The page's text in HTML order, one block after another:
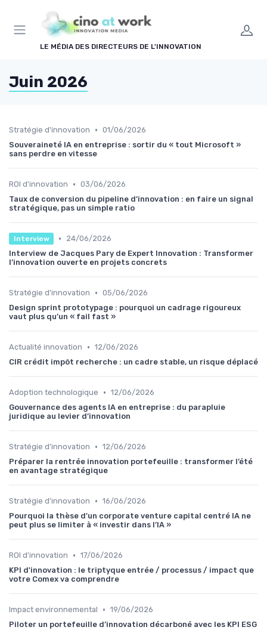
LE MÉDIA DES DIRECTEURS DE L'INNOVATION
Juin 2026
Stratégie d'innovation • 01/06/2026
Souveraineté IA en entreprise : sortir du « tout Microsoft »
sans perdre en vitesse
ROI d'innovation • 03/06/2026
Taux de conversion du pipeline d’innovation : en faire un signal
stratégique, pas un simple ratio
Interview •
24/06/2026
Interview de Jacques Pary de Expert Innovation : Transformer
l’innovation ouverte en projets concrets
Stratégie d'innovation • 05/06/2026
Design sprint prototypage : pourquoi un cadrage rigoureux
vaut plus qu’un « fail fast »
Actualité innovation • 12/06/2026
CIR crédit impôt recherche : un cadre stable, un risque déplacé
Adoption technologique • 12/06/2026
Gouvernance des agents IA en entreprise : du parapluie
juridique au levier d’innovation
Stratégie d'innovation • 12/06/2026
Préparer la rentrée innovation portefeuille : transformer l’été
en avantage stratégique
Stratégie d'innovation • 16/06/2026
Pourquoi la thèse d’un corporate venture capital centré IA ne
peut plus se limiter à « investir dans l’IA »
ROI d'innovation • 17/06/2026
KPI d'innovation : le triptyque entrée / processus / impact que
votre Comex va comprendre
Impact environnemental • 19/06/2026
Piloter un portefeuille d’innovation décarboné avec les KPI ESG